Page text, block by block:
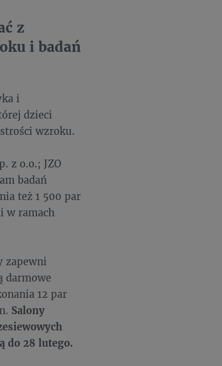
z
i badań
i
dzieci
wzroku.
z o.o.; JZO
badań
też 1 500 par
w ramach
zapewni
darmowe
12 par
Salony
do 28 lutego.